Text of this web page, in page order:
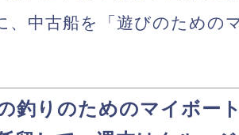
中古船を「遊びのための
釣りのためのマイボート